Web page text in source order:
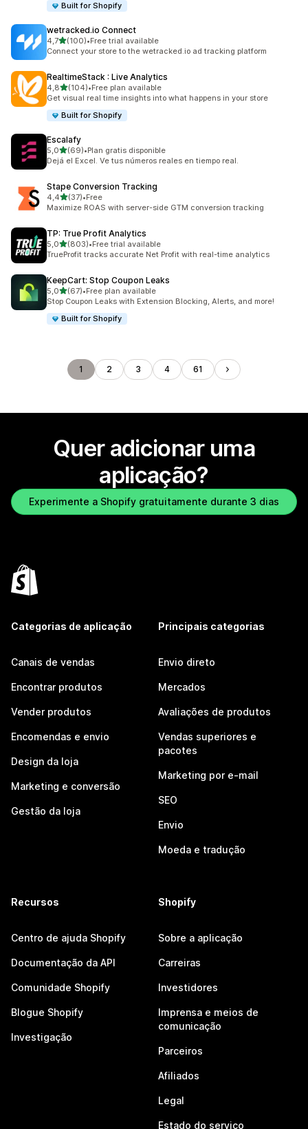
Built for Shopify
wetracked.io Connect
4,7de 5 estrelas
(100)
100 total de avaliações
•Free trial available
Connect your store to the wetracked.io ad tracking platform
RealtimeStack : Live Analytics
4,8de 5 estrelas
(104)
104 total de avaliações
•Free plan available
Get visual real time insights into what happens in your store
Built for Shopify
Escalafy
5,0de 5 estrelas
(69)
69 total de avaliações
•Plan gratis disponible
Dejá el Excel. Ve tus números reales en tiempo real.
Stape Conversion Tracking
4,4de 5 estrelas
(37)
37 total de avaliações
•Free
Maximize ROAS with server-side GTM conversion tracking
TP: True Profit Analytics
5,0de 5 estrelas
(803)
803 total de avaliações
•Free trial available
TrueProfit tracks accurate Net Profit with real-time analytics
KeepCart: Stop Coupon Leaks
5,0de 5 estrelas
(67)
67 total de avaliações
•Free plan available
Stop Coupon Leaks with Extension Blocking, Alerts, and more!
Built for Shopify
1 2 3 4 61
Quer adicionar uma
aplicação?
Experimente a Shopify gratuitamente durante 3 dias
Categorias de aplicação
Canais de vendas
Encontrar produtos
Vender produtos
Encomendas e envio
Design da loja
Marketing e conversão
Gestão da loja
Principais categorias
Envio direto
Mercados
Avaliações de produtos
Vendas superiores e
pacotes
Marketing por e-mail
SEO
Envio
Moeda e tradução
Recursos
Centro de ajuda Shopify
Documentação da API
Comunidade Shopify
Blogue Shopify
Investigação
Shopify
Sobre a aplicação
Carreiras
Investidores
Imprensa e meios de
comunicação
Parceiros
Afiliados
Legal
Estado do serviço